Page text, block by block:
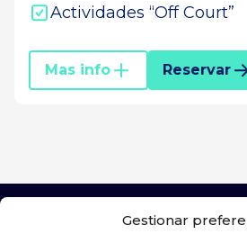
Gestionar
Actividades “Off Court”
Mas info Reservar